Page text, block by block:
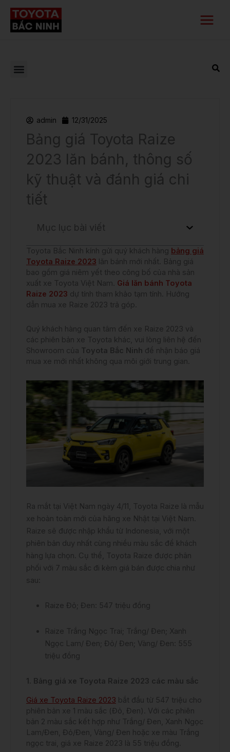
Nhảy
Menu
admin 12/31/2025
Bảng giá Toyota Raize
2023 lăn bánh, thông số
kỹ thuật và đánh giá chi
tiết
Mục lục bài viết
Toyota Bắc Ninh kính gửi quý khách hàng bảng giá
Toyota Raize 2023 lăn bánh mới nhất. Bảng giá
bao gồm giá niêm yết theo công bố của nhà sản
xuất xe Toyota Việt Nam. Giá lăn bánh Toyota
Raize 2023 dự tính tham khảo tạm tính. Hướng
dẫn mua xe Raize 2023 trả góp.
Quý khách hàng quan tâm đến xe Raize 2023 và
các phiên bản xe Toyota khác, vui lòng liên hệ đến
Showroom của Toyota Bắc Ninh để nhận báo giá
mua xe mới nhất không qua môi giới trung gian.
Ra mắt tại Việt Nam ngày 4/11, Toyota Raize là mẫu
xe hoàn toàn mới của hãng xe Nhật tại Việt Nam.
Raize sẽ được nhập khẩu từ Indonesia, với một
phiên bản duy nhất cùng nhiều màu sắc để khách
hàng lựa chọn. Cụ thể, Toyota Raize được phân
phối với 7 màu sắc đi kèm giá bán được chia như
sau:
Raize Đỏ; Đen: 547 triệu đồng
Raize Trắng Ngọc Trai; Trắng/ Đen; Xanh
Ngọc Lam/ Đen; Đỏ/ Đen; Vàng/ Đen: 555
triệu đồng
1. Bảng giá xe Toyota Raize 2023 các màu sắc
Giá xe Toyota Raize 2023 bắt đầu từ 547 triệu cho
phiên bản xe 1 màu sắc (Đỏ, Đen). Với các phiên
bản 2 màu sắc kết hợp như Trắng/ Đen, Xanh Ngọc
Lam/Đen, Đỏ/Đen, Vàng/ Đen hoặc xe màu Trắng
ngọc trai, giá xe Raize 2023 là 55 triệu đồng.